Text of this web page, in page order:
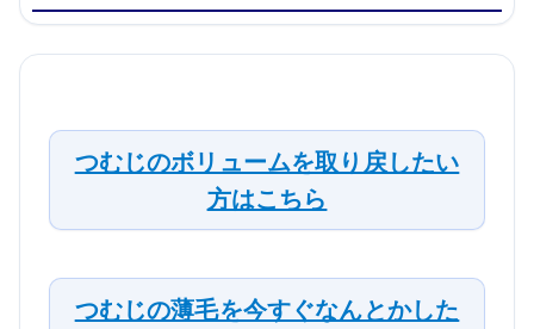
つむじのボリュームを取り戻したい
方はこちら
つむじの薄毛を今すぐなんとかした